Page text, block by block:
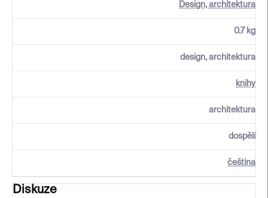
Design, architektura
0.7 kg
design, architektura
knihy
architektura
dospělí
čeština
Diskuze